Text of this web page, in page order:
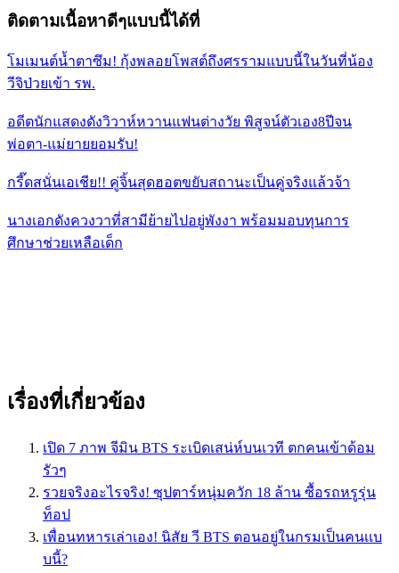
ติดตามเนื้อหาดีๆแบบนี้ได้ที่
โมเมนต์น้ำตาซึม! กุ้งพลอยโพสต์ถึงศรรามแบบนี้ในวันที่น้อง
วีจิป่วยเข้า รพ.
อดีตนักแสดงดังวิวาห์หวานแฟนต่างวัย พิสูจน์ตัวเอง8ปีจน
พ่อตา-แม่ยายยอมรับ!
กรี๊ดสนั่นเอเชีย!! คู่จิ้นสุดฮอตขยับสถานะเป็นคู่จริงแล้วจ้า
นางเอกดังควงวาที่สามีย้ายไปอยู่พังงา พร้อมมอบทุนการ
ศึกษาช่วยเหลือเด็ก
เรื่องที่เกี่ยวข้อง
เปิด 7 ภาพ จีมิน BTS ระเบิดเสน่ห์บนเวที ตกคนเข้าด้อม
รัวๆ
รวยจริงอะไรจริง! ซุปตาร์หนุ่มควัก 18 ล้าน ซื้อรถหรูรุ่น
ท็อป
เพื่อนทหารเล่าเอง! นิสัย วี BTS ตอนอยู่ในกรมเป็นคนเเบ
บนี้?